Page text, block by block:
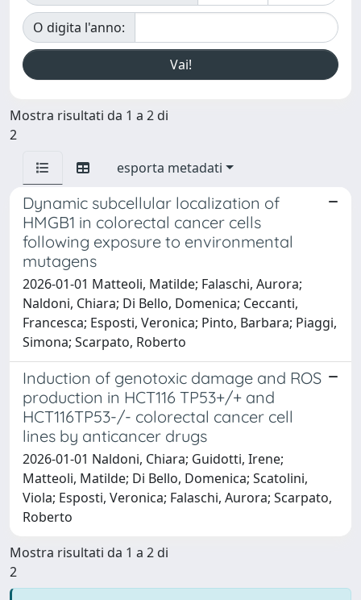
O digita l'anno:
Mostra risultati da 1 a 2 di
2
esporta metadati
Dynamic subcellular localization of
HMGB1 in colorectal cancer cells
following exposure to environmental
mutagens
2026-01-01 Matteoli, Matilde; Falaschi, Aurora;
Naldoni, Chiara; Di Bello, Domenica; Ceccanti,
Francesca; Esposti, Veronica; Pinto, Barbara; Piaggi,
Simona; Scarpato, Roberto
Induction of genotoxic damage and ROS
production in HCT116 TP53+/+ and
HCT116TP53-/- colorectal cancer cell
lines by anticancer drugs
2026-01-01 Naldoni, Chiara; Guidotti, Irene;
Matteoli, Matilde; Di Bello, Domenica; Scatolini,
Viola; Esposti, Veronica; Falaschi, Aurora; Scarpato,
Roberto
Mostra risultati da 1 a 2 di
2